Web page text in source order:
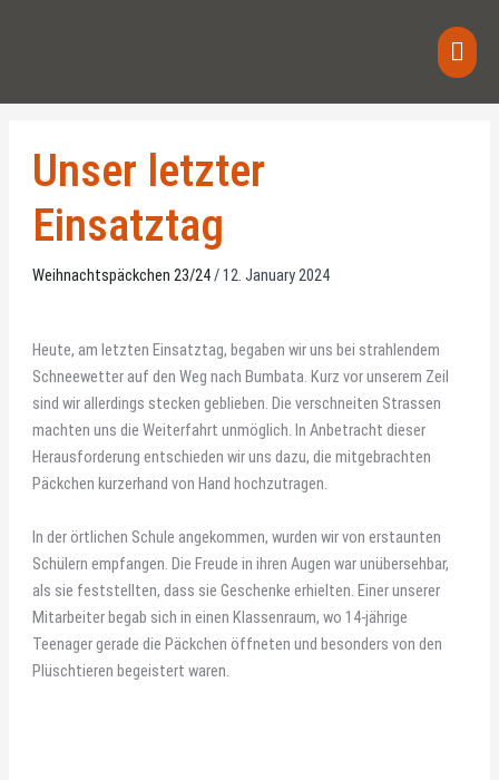
Main
Unser letzter
Einsatztag
Weihnachtspäckchen 23/24/12. January 2024
Heute, am letzten Einsatztag, begaben wir uns bei strahlendem
Schneewetter auf den Weg nach Bumbata. Kurz vor unserem Zeil
sind wir allerdings stecken geblieben. Die verschneiten Strassen
machten uns die Weiterfahrt unmöglich. In Anbetracht dieser
Herausforderung entschieden wir uns dazu, die mitgebrachten
Päckchen kurzerhand von Hand hochzutragen.
In der örtlichen Schule angekommen, wurden wir von erstaunten
Schülern empfangen. Die Freude in ihren Augen war unübersehbar,
als sie feststellten, dass sie Geschenke erhielten. Einer unserer
Mitarbeiter begab sich in einen Klassenraum, wo 14-jährige
Teenager gerade die Päckchen öffneten und besonders von den
Plüschtieren begeistert waren.